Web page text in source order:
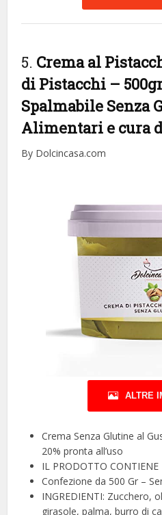
5. Crema al
di Pistacchi –
Spalmabile Senza
Alimentari e cura
By Dolcincasa.com
ALTRE
Crema Senza Glutine al
20% pronta all’uso
IL PRODOTTO CONTIENE
Confezione da 500 Gr –
INGREDIENTI: Zucchero,
girasole, palma, burro di